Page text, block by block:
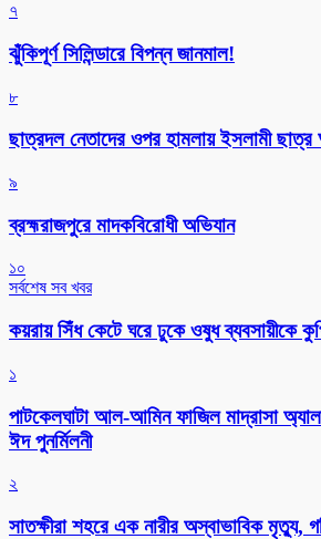
৭
ঝুঁকিপূর্ণ সিলিন্ডারে বিপন্ন জানমাল!
৮
ছাত্রদল নেতাদের ওপর হামলায় ইসলামী
৯
ব্রহ্মরাজপুরে মাদকবিরোধী অভিযান
১০
সর্বশেষ সব খবর
কয়রায় সিঁধ কেটে ঘরে ঢুকে ওষুধ ব্যবসায়ীকে
১
পাটকেলঘাটা আল-আমিন ফাজিল মাদ্রাসা
ঈদ পুনর্মিলনী
২
সাতক্ষীরা শহরে এক নারীর অস্বাভাবিক মৃত্যু,